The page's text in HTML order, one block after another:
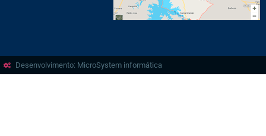
Desenvolvimento: MicroSystem informática